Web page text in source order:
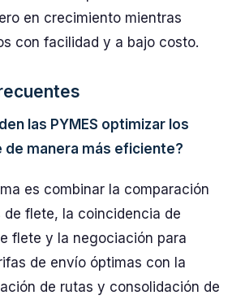
en crecimiento mientras
con facilidad y a bajo costo.
las PYMES optimizar los
manera más eficiente?
es combinar la comparación
flete, la coincidencia de
flete y la negociación para
de envío óptimas con la
de rutas y consolidación de